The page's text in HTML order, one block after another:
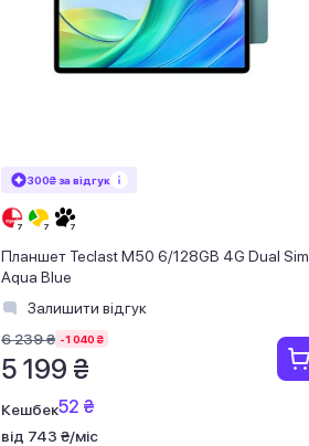
300₴ за відгук
Планшет Teclast M50 6/128GB 4G Dual Sim
Aqua Blue
Залишити відгук
6 239 ₴ -1 040 ₴
5 199 ₴
Кешбек52 ₴
від 743 ₴/міс